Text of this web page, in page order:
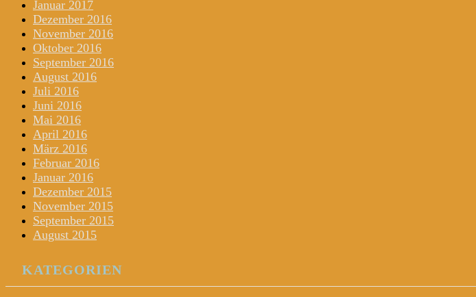
Januar 2017
Dezember 2016
November 2016
Oktober 2016
September 2016
August 2016
Juli 2016
Juni 2016
Mai 2016
April 2016
März 2016
Februar 2016
Januar 2016
Dezember 2015
November 2015
September 2015
August 2015
KATEGORIEN